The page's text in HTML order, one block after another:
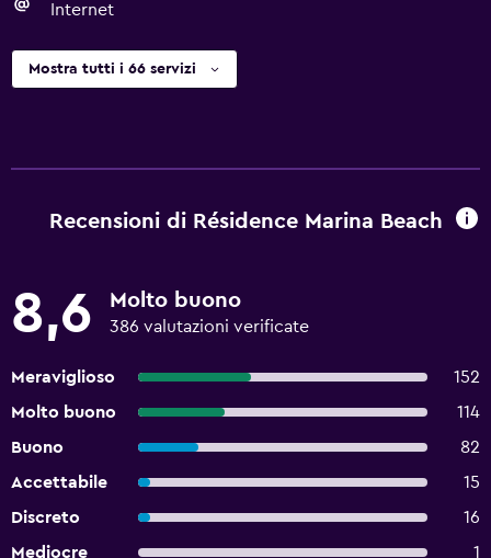
Internet
Mostra tutti i 66 servizi
Recensioni di Résidence Marina Beach
8,6 Molto buono
386 valutazioni verificate
Meraviglioso
152
Molto buono
114
Buono
82
Accettabile
15
Discreto
16
Mediocre
1